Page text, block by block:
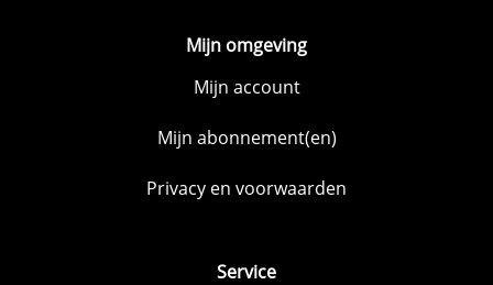
Mijn omgeving
Mijn account
Mijn abonnement(en)
Privacy en voorwaarden
Service